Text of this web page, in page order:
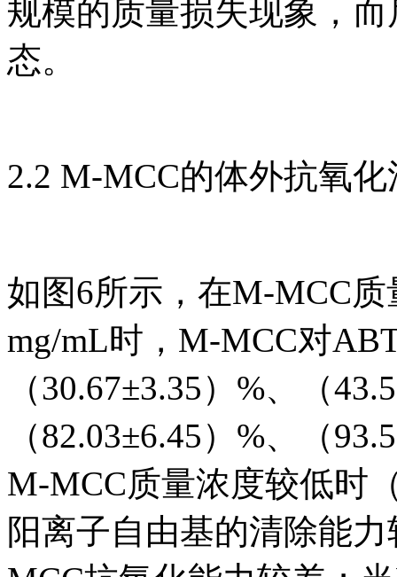
规模的质量损失现象，
态。
2.2 M-MCC的体外抗氧
如图6所示，在M-MCC质
mg/mL时，M-MCC对
（30.67±3.35）%、（
（82.03±6.45）%、（
M-MCC质量浓度较低时
阳离子自由基的清除能